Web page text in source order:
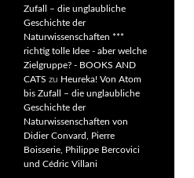
Zufall – die unglaubliche
Geschichte der
Naturwissenschaften ***
richtig tolle Idee - aber welche
Zielgruppe? - BOOKS AND
CATS zu Heureka! Von Atom
bis Zufall – die unglaubliche
Geschichte der
Naturwissenschaften von
Didier Convard, Pierre
Boisserie, Philippe Bercovici
und Cédric Villani